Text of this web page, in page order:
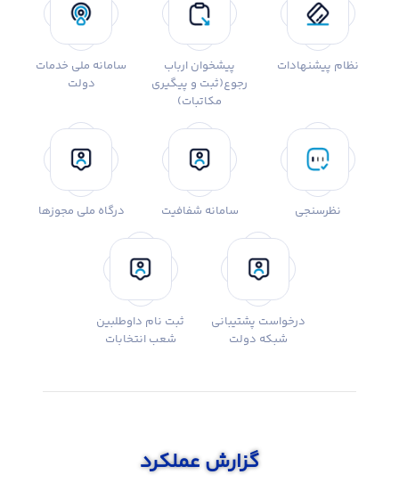
نظام پیشنهادات
پیشخوان ارباب
رجوع(ثبت و پیگیری
مکاتبات)
سامانه ملی خدمات
دولت
نظرسنجی سامانه شفافیت درگاه ملی مجوزها
درخواست پشتیبانی
شبکه دولت
ثبت نام داوطلبین
شعب انتخابات
گزارش عملکرد